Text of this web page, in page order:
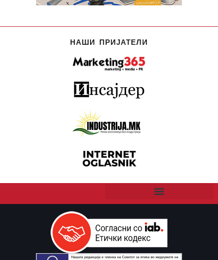
НАШИ ПРИЈАТЕЛИ